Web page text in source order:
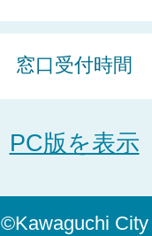
窓口受付時間
PC版を表示
©Kawaguchi City